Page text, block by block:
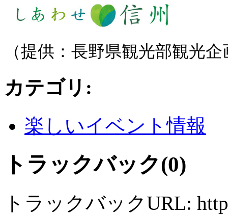
（提供：長野県観光部観光
カテゴリ :
楽しいイベント情報
トラックバック(0)
トラックバックURL: